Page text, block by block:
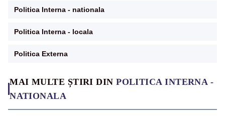
MAI MULTE ȘTIRI DINPOLITICA INTERNA -
NATIONALA
Politica Interna - nationala
Politica Interna - locala
Politica Externa